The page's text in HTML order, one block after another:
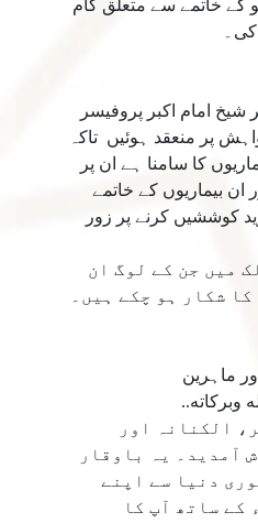
کے خاتمے سے متعلق کام
شیخ امام اکبر پروفیسر
پر منعقد ہوئیں تاکہ
کا سامنا ہے ان پر
بیماریوں کے خاتمے
کوششیں کرنے پر زور
میں جن کے لوگ ان
شکار ہو چکے ہیں۔
ماہرین
وبركاته..
الکنانہ اور
آمدید۔ یہ باوقار
دنیا سے اپنے
کے ساتھ آپ کا